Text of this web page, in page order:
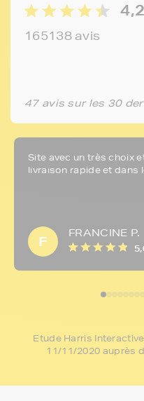
4,2
165138 avis
47 avis sur les 30
Site avec un très choix
livraison rapide et dans
F
FRANCINE P.
Etude Harris
11/11/2020 auprès